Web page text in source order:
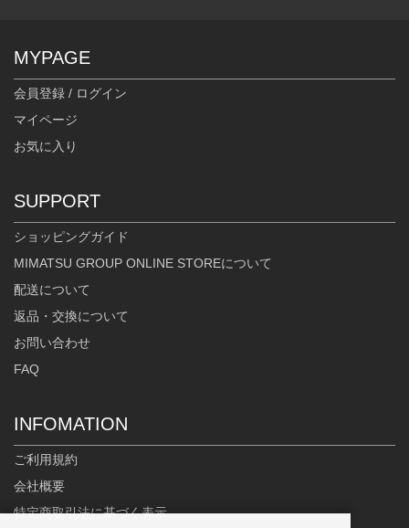
MYPAGE
会員登録 / ログイン
マイページ
お気に入り
SUPPORT
ショッピングガイド
MIMATSU GROUP ONLINE STOREについて
配送について
返品・交換について
お問い合わせ
FAQ
INFOMATION
ご利用規約
会社概要
特定商取引法に基づく表示